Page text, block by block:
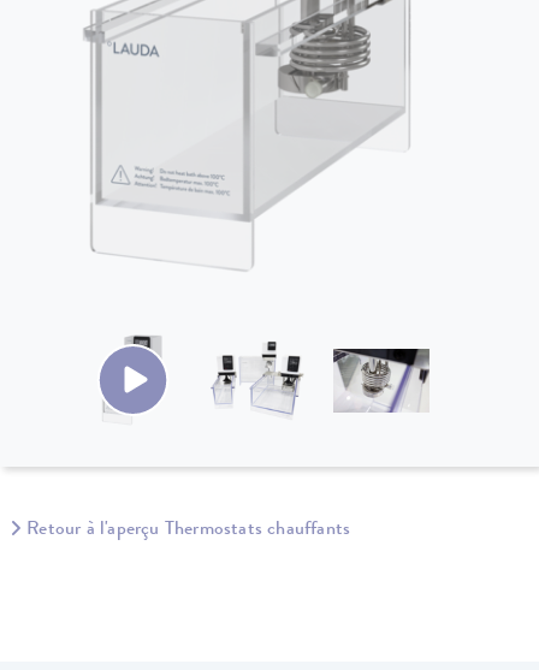
Retour à l'aperçu Thermostats chauffants